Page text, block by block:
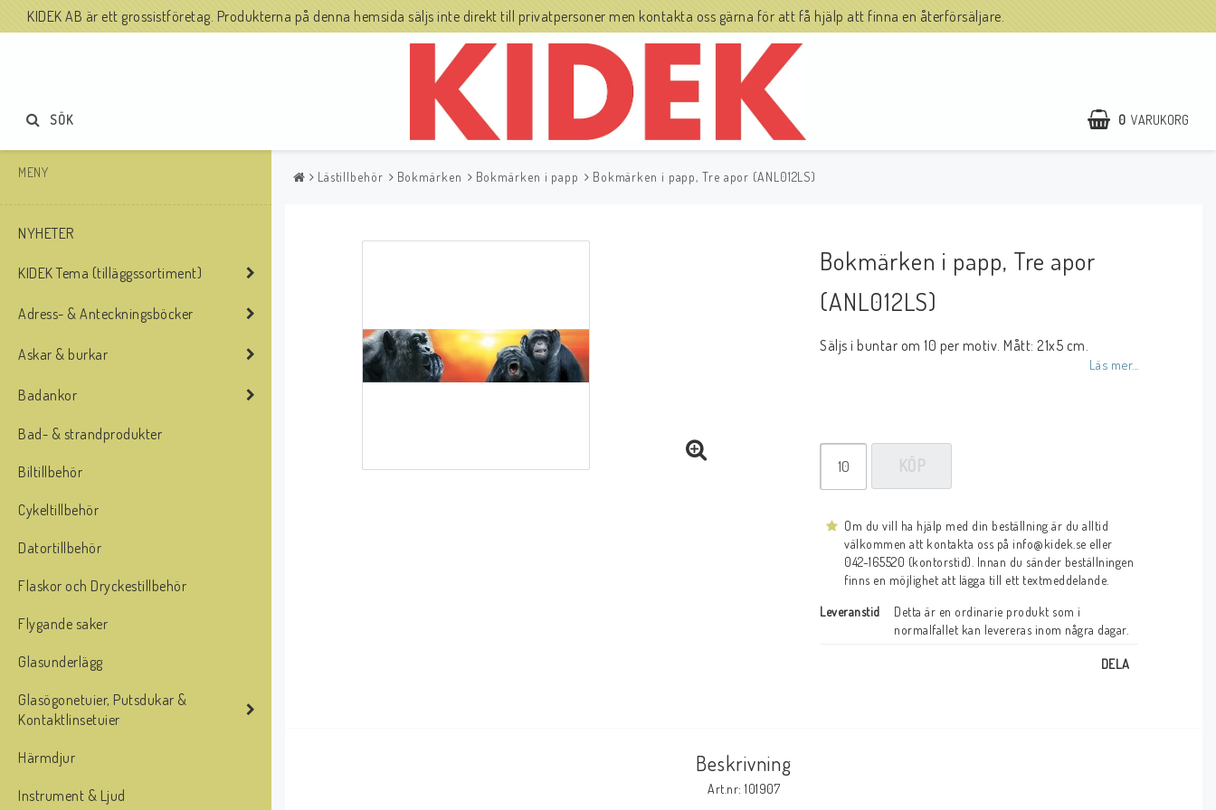
KIDEK AB är ett grossistföretag. Produkterna på denna hemsida säljs inte direkt till privatpersoner men kontakta oss gärna för att få hjälp att finna en återförsäljare.
0 VARUKORG
SÖK
MENY
NYHETER
KIDEK Tema (tilläggssortiment)
Adress- & Anteckningsböcker
Askar & burkar
Badankor
Bad- & strandprodukter
Biltillbehör
Cykeltillbehör
Datortillbehör
Flaskor och Dryckestillbehör
Flygande saker
Glasunderlägg
Glasögonetuier, Putsdukar &
Kontaktlinsetuier
Härmdjur
Instrument & Ljud
Lästillbehör Bokmärken Bokmärken i papp Bokmärken i papp, Tre apor (ANL012LS)
Bokmärken i papp, Tre apor
(ANL012LS)
Säljs i buntar om 10 per motiv. Mått: 21x5 cm.
Läs mer...
KÖP
Om du vill ha hjälp med din beställning är du alltid
välkommen att kontakta oss på info@kidek.se eller
042-165520 (kontorstid). Innan du sänder beställningen
finns en möjlighet att lägga till ett textmeddelande.
Leveranstid
Detta är en ordinarie produkt som i
normalfallet kan levereras inom några dagar.
DELA
Beskrivning
Art.nr: 101907